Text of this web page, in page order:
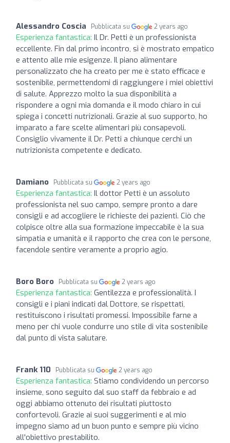
Alessandro Coscia Pubblicata su 2 years ago
Esperienza fantastica: Il Dr. Petti è un professionista
eccellente. Fin dal primo incontro, si è mostrato empatico
e attento alle mie esigenze. Il piano alimentare
personalizzato che ha creato per me è stato efficace e
sostenibile, permettendomi di raggiungere i miei obiettivi
di salute. Apprezzo molto la sua disponibilità a
rispondere a ogni mia domanda e il modo chiaro in cui
spiega i concetti nutrizionali. Grazie al suo supporto, ho
imparato a fare scelte alimentari più consapevoli.
Consiglio vivamente il Dr. Petti a chiunque cerchi un
nutrizionista competente e dedicato.
Damiano Pubblicata su 2 years ago
Esperienza fantastica: Il dottor Petti è un assoluto
professionista nel suo campo, sempre pronto a dare
consigli e ad accogliere le richieste dei pazienti. Ciò che
colpisce oltre alla sua formazione impeccabile è la sua
simpatia e umanità e il rapporto che crea con le persone,
facendole sentire veramente a proprio agio.
Boro Boro Pubblicata su 2 years ago
Esperienza fantastica: Gentilezza e professionalità. I
consigli e i piani indicati dal Dottore, se rispettati,
restituiscono i risultati promessi. Impossibile farne a
meno per chi vuole condurre uno stile di vita sostenibile
dal punto di vista salutare.
Frank 110 Pubblicata su 2 years ago
Esperienza fantastica: Stiamo condividendo un percorso
insieme, sono seguito dal suo staff da febbraio e ad
oggi abbiamo ottenuto dei risultati piuttosto
confortevoli. Grazie ai suoi suggerimenti e al mio
impegno siamo ad un buon punto e sempre più vicino
all'obiettivo prestabilito.